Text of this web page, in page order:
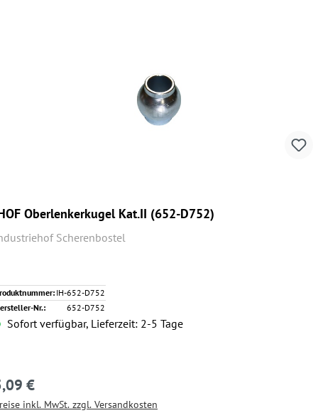
Oberlenkerkugel Kat.II (652-D752)
Scherenbostel
IH-652-D752
Nr.:
652-D752
Sofort verfügbar, Lieferzeit: 2-5 Tage
Preis:
€
inkl. MwSt. zzgl. Versandkosten